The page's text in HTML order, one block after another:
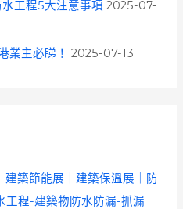
工程5大注意事項 2025-07-
業主必睇！
2025-07-13
築節能展｜建築保溫展｜防
工程-建築物防水防漏-抓漏